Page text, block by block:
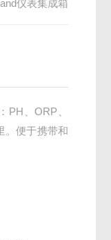
仪表集成箱
PH、ORP、
。便于携带和